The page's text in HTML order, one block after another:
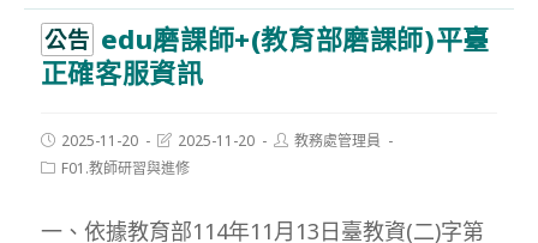
公告 edu磨課師+(教育部磨課師)平臺
正確客服資訊
Post
published:
2025-11-20
Post
last
modified:
2025-11-20
Post教務處管理員
PostF01.教師研習與進修
一、依據教育部114年11月13日臺教資(二)字第